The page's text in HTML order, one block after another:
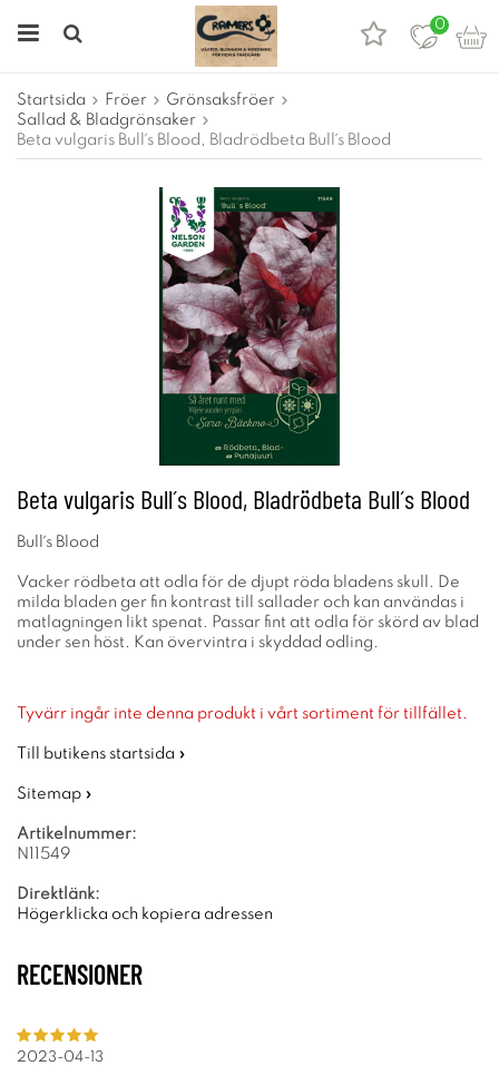
0
Startsida Fröer
Grönsaksfröer
Sallad & Bladgrönsaker
Beta vulgaris Bull´s Blood, Bladrödbeta Bull´s Blood
Beta vulgaris Bull´s Blood, Bladrödbeta Bull´s Blood
Bull´s Blood
Vacker rödbeta att odla för de djupt röda bladens skull. De
milda bladen ger fin kontrast till sallader och kan användas i
matlagningen likt spenat. Passar fint att odla för skörd av blad
under sen höst. Kan övervintra i skyddad odling.
Tyvärr ingår inte denna produkt i vårt sortiment för tillfället.
Till butikens startsida »
Sitemap »
Artikelnummer:
N11549
Direktlänk:
Högerklicka och kopiera adressen
RECENSIONER
2023-04-13